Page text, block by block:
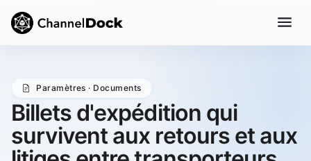
Paramètres · Documents
Billets d'expédition qui
survivent aux retours et aux